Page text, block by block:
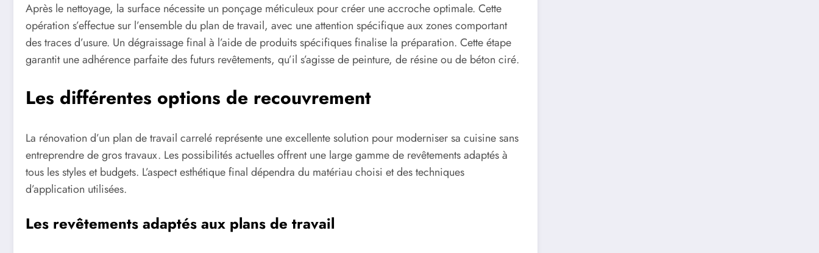
Après le nettoyage, la surface nécessite un ponçage méticuleux pour créer une accroche optimale. Cette
opération s’effectue sur l’ensemble du plan de travail, avec une attention spécifique aux zones comportant
des traces d’usure. Un dégraissage final à l’aide de produits spécifiques finalise la préparation. Cette étape
garantit une adhérence parfaite des futurs revêtements, qu’il s’agisse de peinture, de résine ou de béton ciré.
Les différentes options de recouvrement
La rénovation d’un plan de travail carrelé représente une excellente solution pour moderniser sa cuisine sans
entreprendre de gros travaux. Les possibilités actuelles offrent une large gamme de revêtements adaptés à
tous les styles et budgets. L’aspect esthétique final dépendra du matériau choisi et des techniques
d’application utilisées.
Les revêtements adaptés aux plans de travail